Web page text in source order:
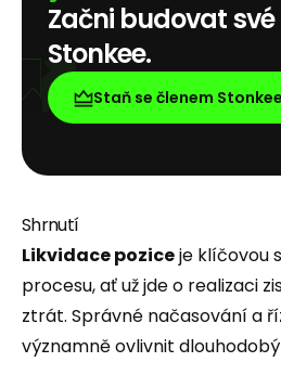
Začni budovat
Stonkee.
Staň se členem Stonkee
Shrnutí
Likvidace poziceje klíčovou
procesu, ať už jde o realizaci
ztrát. Správné načasování a
významně ovlivnit